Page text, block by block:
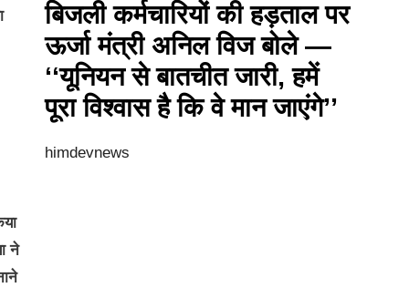
ने
बिजली कर्मचारियों की हड़ताल पर
ऊर्जा मंत्री अनिल विज बोले —
‘‘यूनियन से बातचीत जारी, हमें
पूरा विश्वास है कि वे मान जाएंगे’’
himdevnews